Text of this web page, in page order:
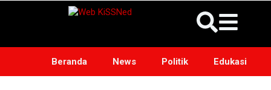
Beranda News Politik Edukasi